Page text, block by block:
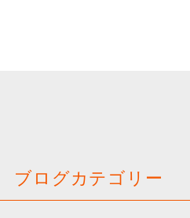
ブログカテゴリー